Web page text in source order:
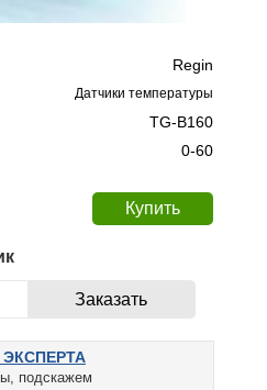
Regin
Датчики температуры
TG-B160
0-60
подскажем